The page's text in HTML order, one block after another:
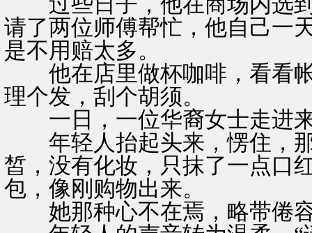
请了两位师傅帮忙，他自己一
是不用赔太多。
他在店里做杯咖啡，看看帐
理个发，刮个胡须。
一日，一位华裔女士走进来
年轻人抬起头来，愣住，那
皙，没有化妆，只抹了一点口
包，像刚购物出来。
她那种心不在焉，略带倦容